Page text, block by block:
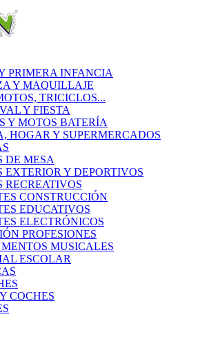
PRIMERA INFANCIA
Y MAQUILLAJE
TRICICLOS...
Y FIESTA
Y MOTOS BATERÍA
HOGAR Y SUPERMERCADOS
DE MESA
EXTERIOR Y DEPORTIVOS
RECREATIVOS
CONSTRUCCIÓN
EDUCATIVOS
ELECTRÓNICOS
PROFESIONES
MUSICALES
ESCOLAR
COCHES